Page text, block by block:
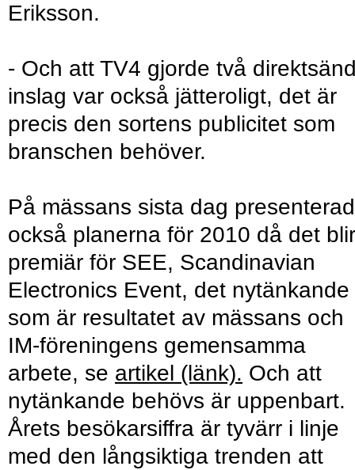
Eriksson.
- Och att TV4 gjorde två
inslag var också jätteroligt, det är
precis den sortens publicitet som
branschen behöver.
På mässans sista dag
också planerna för 2010 då det blir
premiär för SEE, Scandinavian
Electronics Event, det nytänkande
som är resultatet av mässans och
IM-föreningens gemensamma
arbete, se artikel (länk). Och att
nytänkande behövs är uppenbart.
Årets besökarsiffra är tyvärr i linje
med den långsiktiga trenden att